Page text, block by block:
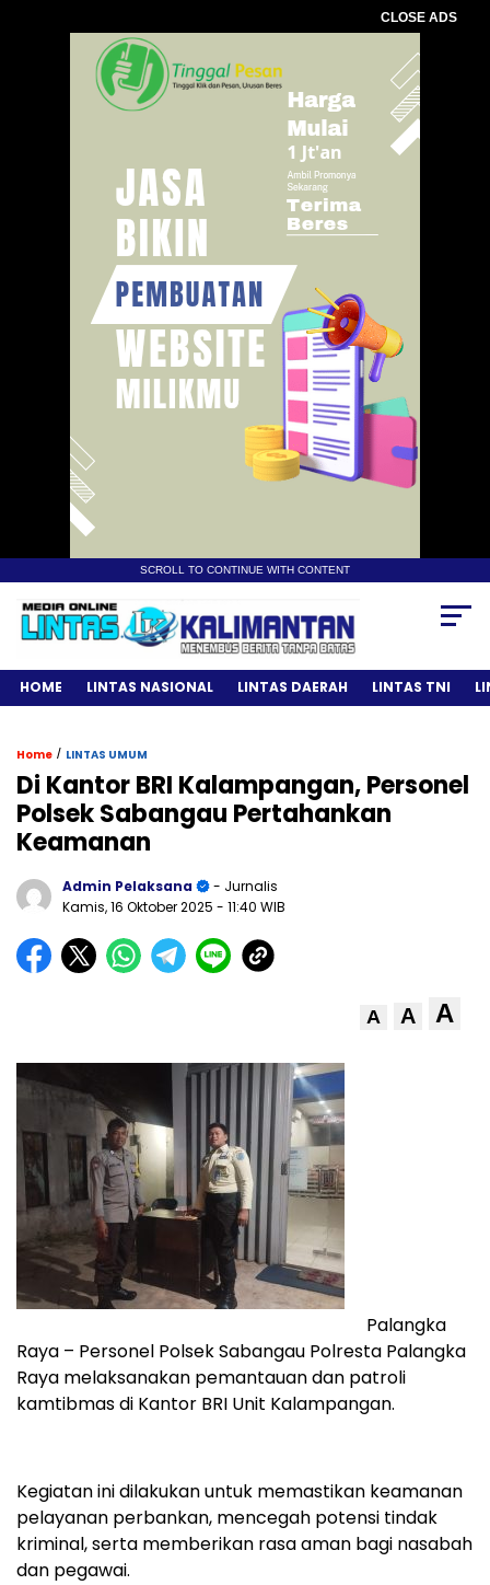
CLOSE ADS
SCROLL TO CONTINUE WITH CONTENT
HOME LINTAS NASIONAL LINTAS DAERAH LINTAS TNI
Home / LINTAS UMUM
Di Kantor BRI Kalampangan, Personel
Polsek Sabangau Pertahankan
Keamanan
Admin Pelaksana
- Jurnalis
Kamis, 16 Oktober 2025 - 11:40 WIB
A A A
Palangka
Raya – Personel Polsek Sabangau Polresta Palangka
Raya melaksanakan pemantauan dan patroli
kamtibmas di Kantor BRI Unit Kalampangan.
Kegiatan ini dilakukan untuk memastikan keamanan
pelayanan perbankan, mencegah potensi tindak
kriminal, serta memberikan rasa aman bagi nasabah
dan pegawai.